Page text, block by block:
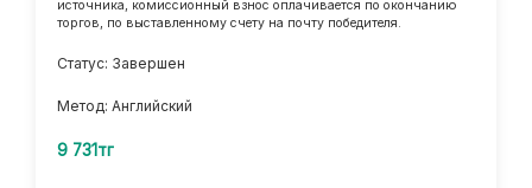
источника, комиссионный взнос оплачивается по окончанию
торгов, по выставленному счету на почту победителя.
Статус: Завершен
Метод: Английский
9 731тг